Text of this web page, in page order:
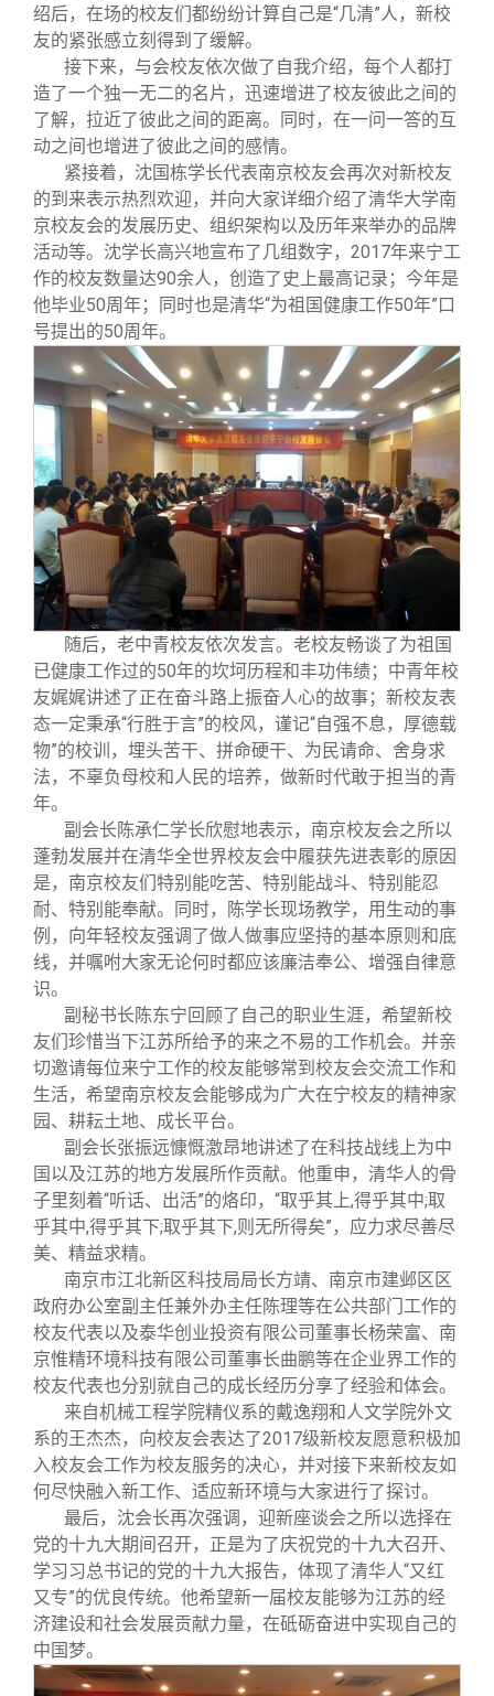
绍后，在场的校友们都纷纷计算自己是“几清”人，新校
友的紧张感立刻得到了缓解。
接下来，与会校友依次做了自我介绍，每个人都打
造了一个独一无二的名片，迅速增进了校友彼此之间的
了解，拉近了彼此之间的距离。同时，在一问一答的互
动之间也增进了彼此之间的感情。
紧接着，沈国栋学长代表南京校友会再次对新校友
的到来表示热烈欢迎，并向大家详细介绍了清华大学南
京校友会的发展历史、组织架构以及历年来举办的品牌
活动等。沈学长高兴地宣布了几组数字，2017年来宁工
作的校友数量达90余人，创造了史上最高记录；今年是
他毕业50周年；同时也是清华“为祖国健康工作50年”口
号提出的50周年。
随后，老中青校友依次发言。老校友畅谈了为祖国
已健康工作过的50年的坎坷历程和丰功伟绩；中青年校
友娓娓讲述了正在奋斗路上振奋人心的故事；新校友表
态一定秉承“行胜于言”的校风，谨记“自强不息，厚德载
物”的校训，埋头苦干、拼命硬干、为民请命、舍身求
法，不辜负母校和人民的培养，做新时代敢于担当的青
年。
副会长陈承仁学长欣慰地表示，南京校友会之所以
蓬勃发展并在清华全世界校友会中履获先进表彰的原因
是，南京校友们特别能吃苦、特别能战斗、特别能忍
耐、特别能奉献。同时，陈学长现场教学，用生动的事
例，向年轻校友强调了做人做事应坚持的基本原则和底
线，并嘱咐大家无论何时都应该廉洁奉公、增强自律意
识。
副秘书长陈东宁回顾了自己的职业生涯，希望新校
友们珍惜当下江苏所给予的来之不易的工作机会。并亲
切邀请每位来宁工作的校友能够常到校友会交流工作和
生活，希望南京校友会能够成为广大在宁校友的精神家
园、耕耘土地、成长平台。
副会长张振远慷慨激昂地讲述了在科技战线上为中
国以及江苏的地方发展所作贡献。他重申，清华人的骨
子里刻着“听话、出活”的烙印，“取乎其上,得乎其中;取
乎其中,得乎其下;取乎其下,则无所得矣”，应力求尽善尽
美、精益求精。
南京市江北新区科技局局长方靖、南京市建邺区区
政府办公室副主任兼外办主任陈理等在公共部门工作的
校友代表以及泰华创业投资有限公司董事长杨荣富、南
京惟精环境科技有限公司董事长曲鹏等在企业界工作的
校友代表也分别就自己的成长经历分享了经验和体会。
来自机械工程学院精仪系的戴逸翔和人文学院外文
系的王杰杰，向校友会表达了2017级新校友愿意积极加
入校友会工作为校友服务的决心，并对接下来新校友如
何尽快融入新工作、适应新环境与大家进行了探讨。
最后，沈会长再次强调，迎新座谈会之所以选择在
党的十九大期间召开，正是为了庆祝党的十九大召开、
学习习总书记的党的十九大报告，体现了清华人“又红
又专”的优良传统。他希望新一届校友能够为江苏的经
济建设和社会发展贡献力量，在砥砺奋进中实现自己的
中国梦。